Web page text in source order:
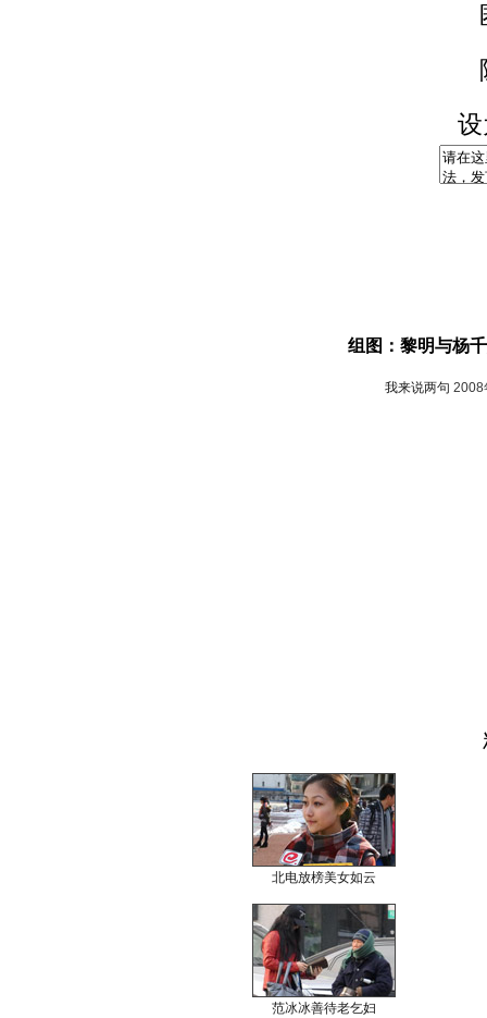
组图：黎明与杨
我来说两句 2008
北电放榜美女如云
范冰冰善待老乞妇